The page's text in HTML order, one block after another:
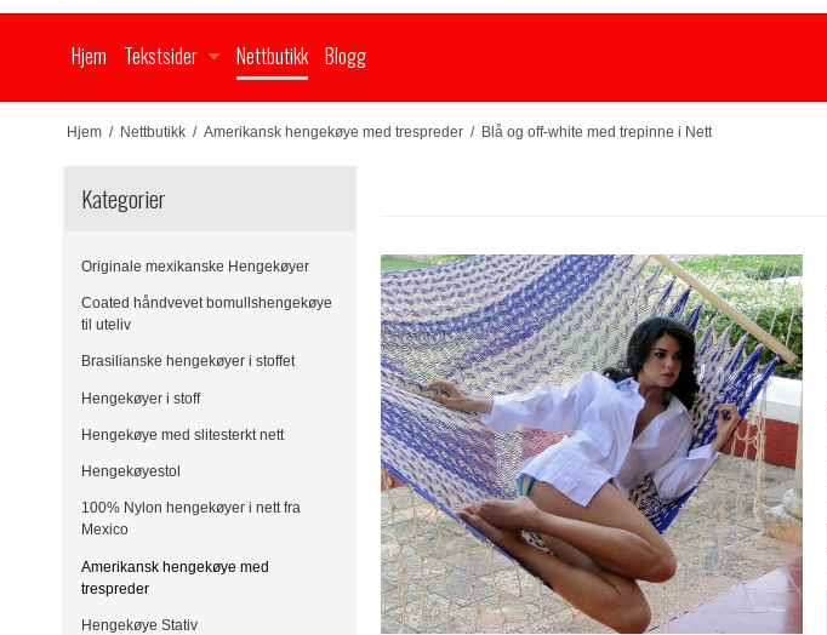
Hjem Tekstsider Nettbutikk Blogg
Hjem / Nettbutikk / Amerikansk hengekøye med trespreder / Blå og off-white med trepinne i Nett
Kategorier
Originale mexikanske Hengekøyer
Coated håndvevet bomullshengekøye
til uteliv
Brasilianske hengekøyer i stoffet
Hengekøyer i stoff
Hengekøye med slitesterkt nett
Hengekøyestol
100% Nylon hengekøyer i nett fra
Mexico
Amerikansk hengekøye med
trespreder
Hengekøye Stativ